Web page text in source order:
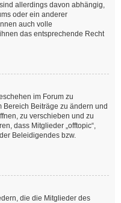
allerdings davon abhängig,
oder ein anderer
auch volle
das entsprechende Recht
im Forum zu
Beiträge zu ändern und
zu verschieben und zu
dass Mitglieder „offtopic“,
Beleidigendes bzw.
die die Mitglieder des